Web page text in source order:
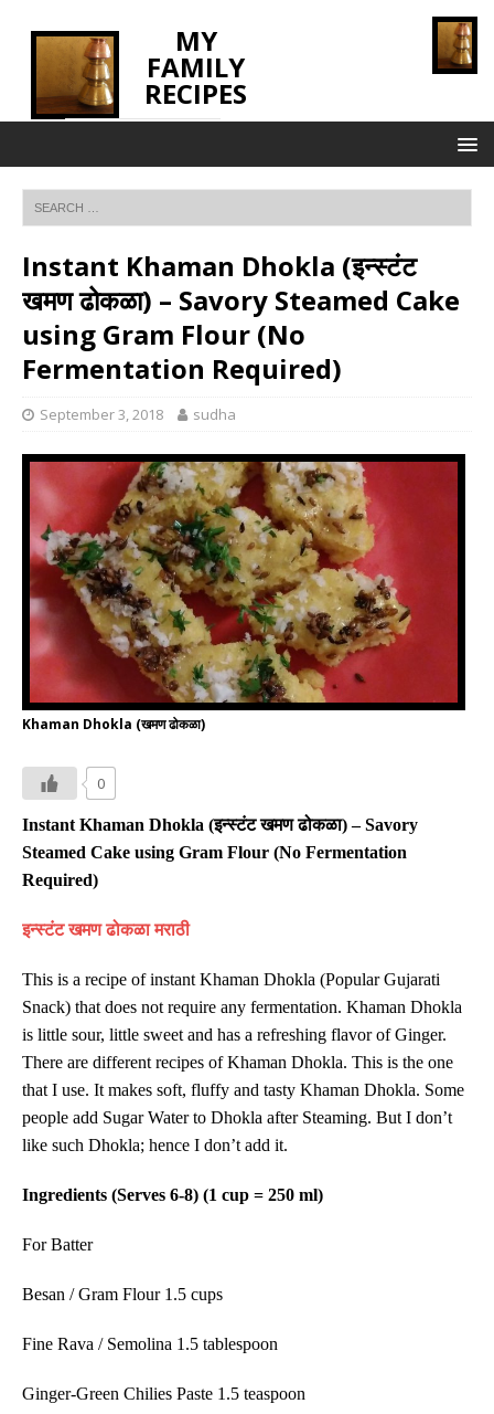
MY
FAMILY
RECIPES
Instant Khaman Dhokla (इन्स्टंट
खमण ढोकळा) – Savory Steamed Cake
using Gram Flour (No
Fermentation Required)
September 3, 2018 sudha
Khaman Dhokla (खमण ढोकळा)
0
Instant Khaman Dhokla (इन्स्टंट खमण ढोकळा) – Savory
Steamed Cake using Gram Flour (No Fermentation
Required)
इन्स्टंट खमण ढोकळा मराठी
This is a recipe of instant Khaman Dhokla (Popular Gujarati
Snack) that does not require any fermentation. Khaman Dhokla
is little sour, little sweet and has a refreshing flavor of Ginger.
There are different recipes of Khaman Dhokla. This is the one
that I use. It makes soft, fluffy and tasty Khaman Dhokla. Some
people add Sugar Water to Dhokla after Steaming. But I don’t
like such Dhokla; hence I don’t add it.
Ingredients (Serves 6-8) (1 cup = 250 ml)
For Batter
Besan / Gram Flour 1.5 cups
Fine Rava / Semolina 1.5 tablespoon
Ginger-Green Chilies Paste 1.5 teaspoon